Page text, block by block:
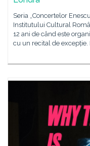
Seria „Concertelor
Institutului Cultural
12 ani de când este
cu un recital de